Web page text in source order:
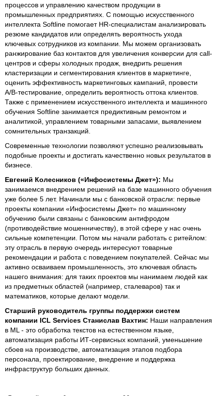
процессов и управлению качеством продукции в
промышленных предприятиях. С помощью искусственного
интеллекта Softline помогает HR-специалистам анализировать
резюме кандидатов или определять вероятность ухода
ключевых сотрудников из компании. Мы можем организовать
ранжирование баз контактов для увеличения конверсии для call-
центров и сферы холодных продаж, внедрить решения
кластеризации и сегментирования клиентов в маркетинге,
оценить эффективность маркетинговых кампаний, провести
A/B-тестирование, определить вероятность оттока клиентов.
Также с применением искусственного интеллекта и машинного
обучения Softline занимается предиктивным ремонтом и
аналитикой, управлением товарными запасами, выявлением
сомнительных транзакций.
Современные технологии позволяют успешно реализовывать
подобные проекты и достигать качественно новых результатов в
бизнесе.
Евгений Колесников («Инфосистемы Джет»): Мы
занимаемся внедрением решений на базе машинного обучения
уже более 5 лет. Начинали мы с банковской отрасли: первые
проекты компании «Инфосистемы Джет» по машинному
обучению были связаны с банковским антифродом
(противодействие мошенничеству), в этой сфере у нас очень
сильные компетенции. Потом мы начали работать с ритейлом:
эту отрасль в первую очередь интересуют товарные
рекомендации и работа с поведением покупателей. Сейчас мы
активно осваиваем промышленность, это ключевая область
нашего внимания: для таких проектов мы нанимаем людей как
из предметных областей (например, сталеваров) так и
математиков, которые делают модели.
Старший руководитель группы поддержки систем
компании ICL Services Станислав Вахтин: Наши направления
в ML - это обработка текстов на естественном языке,
автоматизация работы ИТ-сервисных компаний, уменьшение
сбоев на производстве, автоматизация этапов подбора
персонала, проектирование, внедрение и поддержка
инфраструктур больших данных.